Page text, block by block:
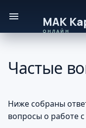
И
и
и
а
–
Начало работы
безопасность
Частые
Ниже собраны
вопросы о работе